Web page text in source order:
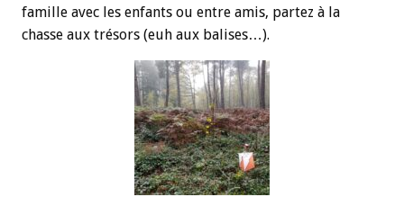
famille avec les enfants ou entre amis, partez à la
chasse aux trésors (euh aux balises…).